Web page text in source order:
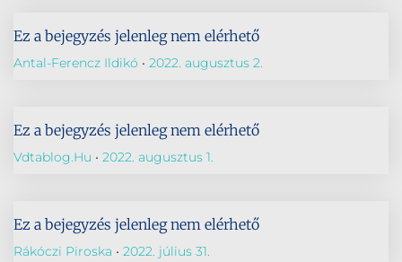
Ez a bejegyzés jelenleg nem elérhető
Antal-Ferencz Ildikó 2022. augusztus 2.
Ez a bejegyzés jelenleg nem elérhető
Vdtablog.hu 2022. augusztus 1.
Ez a bejegyzés jelenleg nem elérhető
Rákóczi Piroska 2022. július 31.